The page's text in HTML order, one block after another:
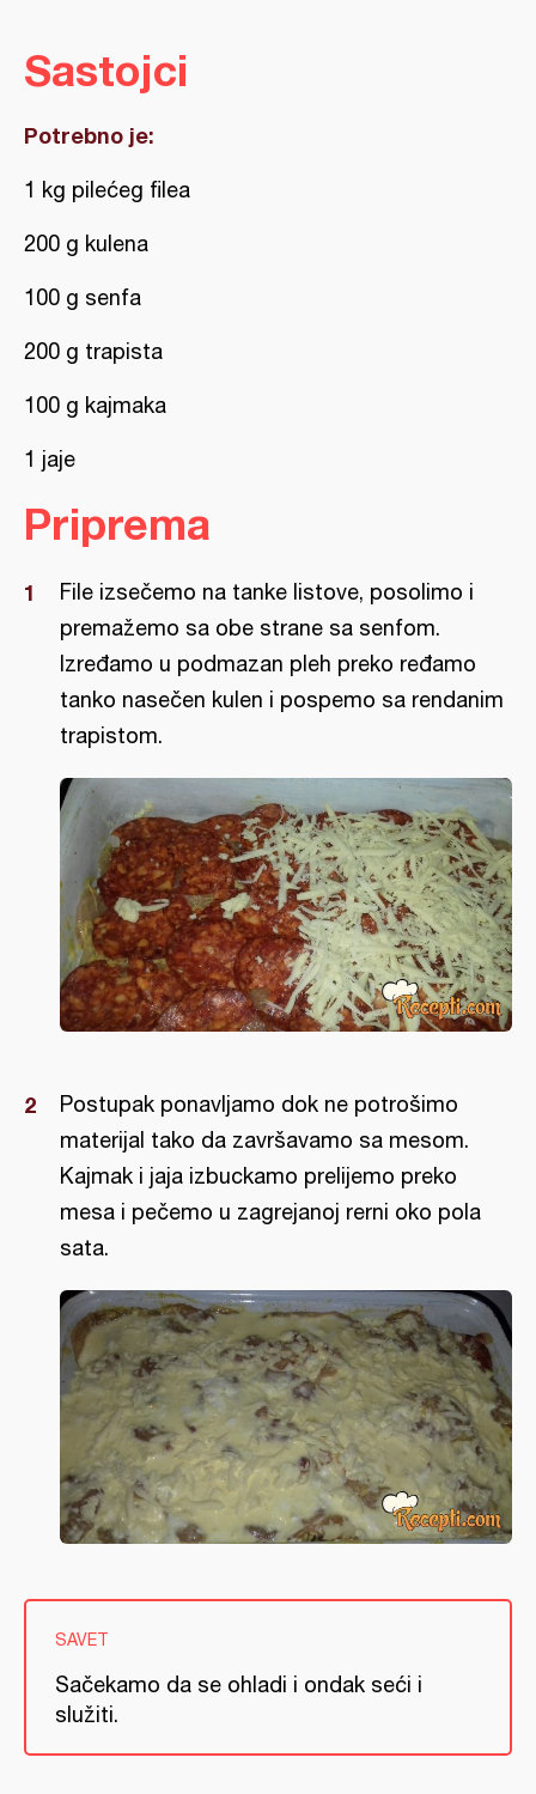
Sastojci
Potrebno je:
1 kg pilećeg filea
200 g kulena
100 g senfa
200 g trapista
100 g kajmaka
1 jaje
Priprema
File izsečemo na tanke listove, posolimo i
premažemo sa obe strane sa senfom.
Izređamo u podmazan pleh preko ređamo
tanko nasečen kulen i pospemo sa rendanim
trapistom.
Postupak ponavljamo dok ne potrošimo
materijal tako da završavamo sa mesom.
Kajmak i jaja izbuckamo prelijemo preko
mesa i pečemo u zagrejanoj rerni oko pola
sata.
SAVET
Sačekamo da se ohladi i ondak seći i
služiti.